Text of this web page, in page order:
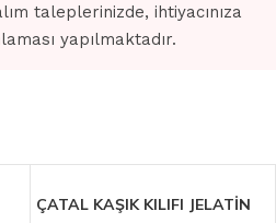
taleplerinizde, ihtiyacınıza
yapılmaktadır.
ÇATAL KAŞIK KILIFI JELATİN